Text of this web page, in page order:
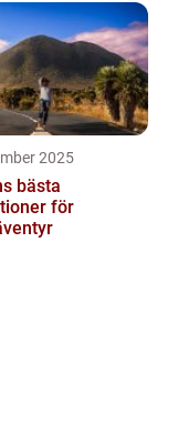
2025
bästa
för